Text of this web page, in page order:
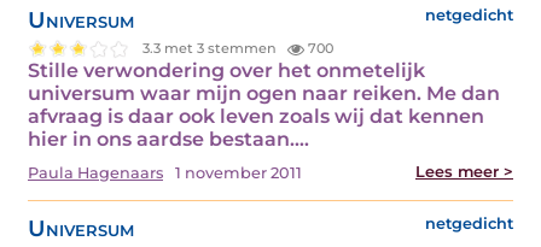
Universum netgedicht
3.3 met 3 stemmen 700
Stille verwondering over het onmetelijk
universum waar mijn ogen naar reiken. Me dan
afvraag is daar ook leven zoals wij dat kennen
hier in ons aardse bestaan.…
Paula Hagenaars 1 november 2011 Lees meer >
Universum netgedicht